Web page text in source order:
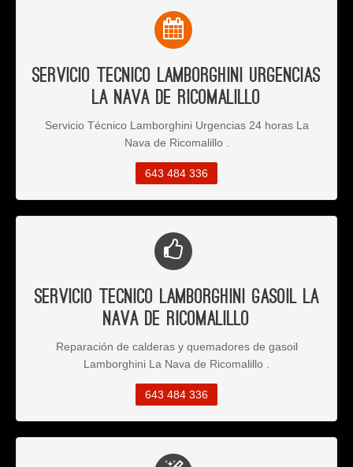
Servicio Tecnico Lamborghini Urgencias
La Nava de Ricomalillo
Servicio Técnico Lamborghini Urgencias 24 horas La
Nava de Ricomalillo .
643 484 336
Servicio Tecnico Lamborghini Gasoil La
Nava de Ricomalillo
Reparación de calderas y quemadores de gasoil
Lamborghini La Nava de Ricomalillo .
643 484 336